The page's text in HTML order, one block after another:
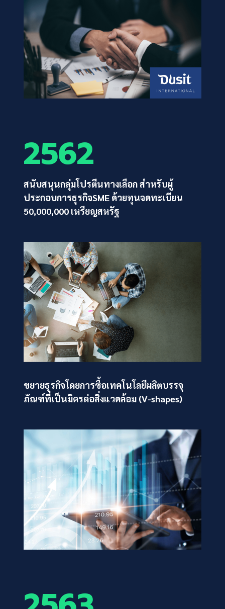
2562
สนับสนุนกลุ่มโปรตีนทางเลือก สำหรับผู้
ประกอบการธุรกิจSME ด้วยทุนจดทะเบียน
50,000,000 เหรียญสหรัฐ
ขยายธุรกิจโดยการซื้อเทคโนโลยีผลิตบรรจุ
ภัณฑ์ที่เป็นมิตรต่อสิ่งแวดล้อม (V-shapes)